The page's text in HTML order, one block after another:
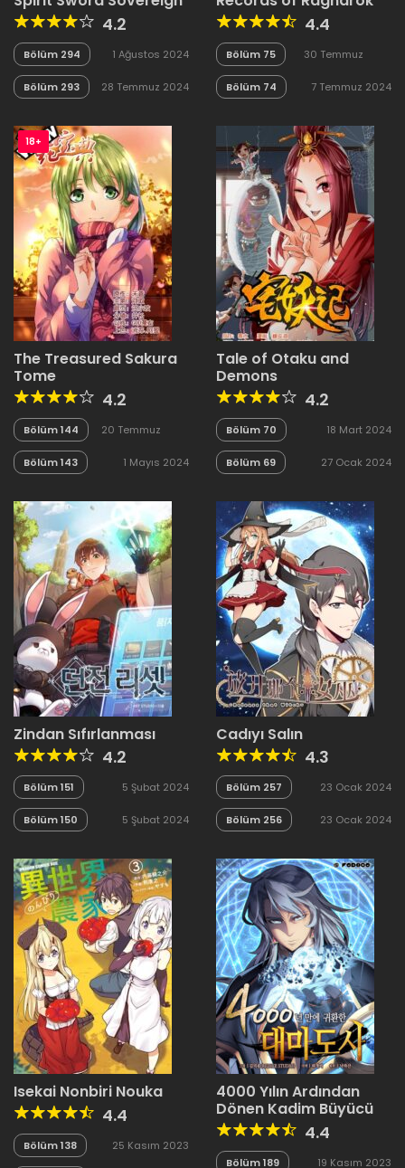
4.2
Bölüm 294 1 Ağustos 2024
Bölüm 293 28 Temmuz 2024
4.4
Bölüm 75
30 Temmuz
Bölüm 74 7 Temmuz 2024
18+
The Treasured Sakura
Tome
4.2
Bölüm 144
20 Temmuz
Bölüm 143 1 Mayıs 2024
Tale of Otaku and
Demons
4.2
Bölüm 70 18 Mart 2024
Bölüm 69 27 Ocak 2024
Zindan Sıfırlanması
4.2
Bölüm 151 5 Şubat 2024
Bölüm 150 5 Şubat 2024
Cadıyı Salın
4.3
Bölüm 257 23 Ocak 2024
Bölüm 256 23 Ocak 2024
Isekai Nonbiri Nouka
4.4
Bölüm 138 25 Kasım 2023
4000 Yılın Ardından
Dönen Kadim Büyücü
4.4
Bölüm 189 19 Kasım 2023